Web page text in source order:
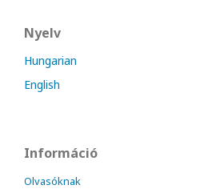
Nyelv
Hungarian
English
Információ
Olvasóknak